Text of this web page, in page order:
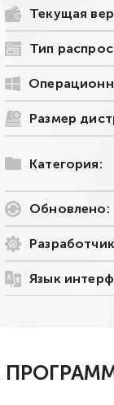
Текущая
Тип
Размер
Категория:
Обновлено:
Язык